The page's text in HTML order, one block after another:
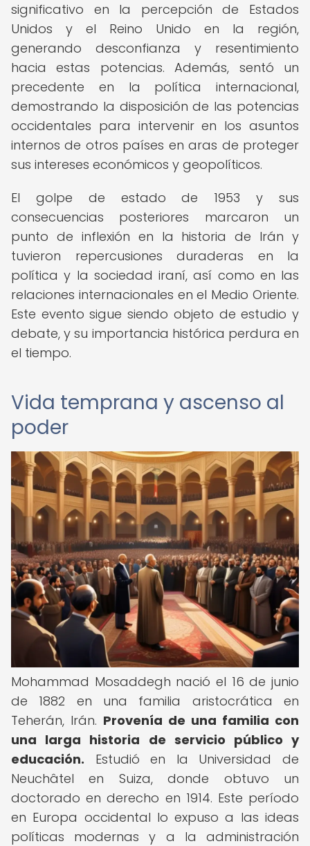
significativo en la percepción de Estados
Unidos y el Reino Unido en la región,
generando desconfianza y resentimiento
hacia estas potencias. Además, sentó un
precedente en la política internacional,
demostrando la disposición de las potencias
occidentales para intervenir en los asuntos
internos de otros países en aras de proteger
sus intereses económicos y geopolíticos.
El golpe de estado de 1953 y sus
consecuencias posteriores marcaron un
punto de inflexión en la historia de Irán y
tuvieron repercusiones duraderas en la
política y la sociedad iraní, así como en las
relaciones internacionales en el Medio Oriente.
Este evento sigue siendo objeto de estudio y
debate, y su importancia histórica perdura en
el tiempo.
Vida temprana y ascenso al
poder
Mohammad Mosaddegh nació el 16 de junio
de 1882 en una familia aristocrática en
Teherán, Irán. Provenía de una familia con
una larga historia de servicio público y
educación. Estudió en la Universidad de
Neuchâtel en Suiza, donde obtuvo un
doctorado en derecho en 1914. Este período
en Europa occidental lo expuso a las ideas
políticas modernas y a la administración